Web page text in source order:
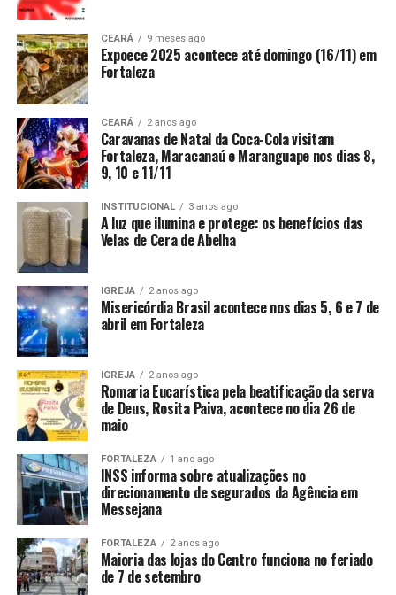
CEARÁ 9 meses ago
Expoece 2025 acontece até domingo (16/11) em
Fortaleza
CEARÁ 2 anos ago
Caravanas de Natal da Coca-Cola visitam
Fortaleza, Maracanaú e Maranguape nos dias 8,
9, 10 e 11/11
INSTITUCIONAL 3 anos ago
A luz que ilumina e protege: os benefícios das
Velas de Cera de Abelha
IGREJA 2 anos ago
Misericórdia Brasil acontece nos dias 5, 6 e 7 de
abril em Fortaleza
IGREJA 2 anos ago
Romaria Eucarística pela beatificação da serva
de Deus, Rosita Paiva, acontece no dia 26 de
maio
FORTALEZA 1 ano ago
INSS informa sobre atualizações no
direcionamento de segurados da Agência em
Messejana
FORTALEZA 2 anos ago
Maioria das lojas do Centro funciona no feriado
de 7 de setembro